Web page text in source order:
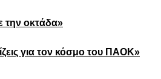
την οκτάδα»
για τον κόσμο του ΠΑΟΚ»